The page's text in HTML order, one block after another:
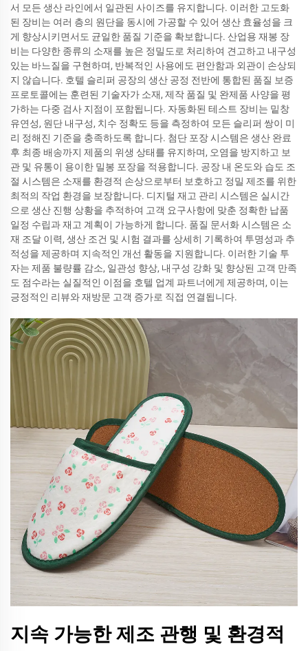
서 모든 생산 라인에서 일관된 사이즈를 유지합니다. 이러한 고도화
된 장비는 여러 층의 원단을 동시에 가공할 수 있어 생산 효율성을 크
게 향상시키면서도 균일한 품질 기준을 확보합니다. 산업용 재봉 장
비는 다양한 종류의 소재를 높은 정밀도로 처리하여 견고하고 내구성
있는 바느질을 구현하며, 반복적인 사용에도 편안함과 외관이 손상되
지 않습니다. 호텔 슬리퍼 공장의 생산 공정 전반에 통합된 품질 보증
프로토콜에는 훈련된 기술자가 소재, 제작 품질 및 완제품 사양을 평
가하는 다중 검사 지점이 포함됩니다. 자동화된 테스트 장비는 밑창
유연성, 원단 내구성, 치수 정확도 등을 측정하여 모든 슬리퍼 쌍이 미
리 정해진 기준을 충족하도록 합니다. 첨단 포장 시스템은 생산 완료
후 최종 배송까지 제품의 위생 상태를 유지하며, 오염을 방지하고 보
관 및 유통이 용이한 밀봉 포장을 적용합니다. 공장 내 온도와 습도 조
절 시스템은 소재를 환경적 손상으로부터 보호하고 정밀 제조를 위한
최적의 작업 환경을 보장합니다. 디지털 재고 관리 시스템은 실시간
으로 생산 진행 상황을 추적하여 고객 요구사항에 맞춘 정확한 납품
일정 수립과 재고 계획이 가능하게 합니다. 품질 문서화 시스템은 소
재 조달 이력, 생산 조건 및 시험 결과를 상세히 기록하여 투명성과 추
적성을 제공하며 지속적인 개선 활동을 지원합니다. 이러한 기술 투
자는 제품 불량률 감소, 일관성 향상, 내구성 강화 및 향상된 고객 만족
도 점수라는 실질적인 이점을 호텔 업계 파트너에게 제공하며, 이는
긍정적인 리뷰와 재방문 고객 증가로 직접 연결됩니다.
지속 가능한 제조 관행 및 환경적